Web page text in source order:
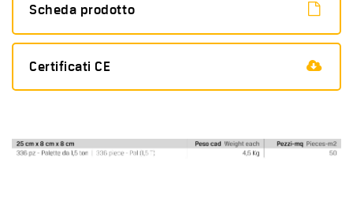
Scheda prodotto
Certificati CE